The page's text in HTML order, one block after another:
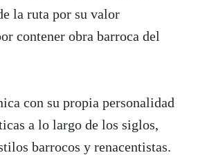
la ruta por su valor
contener obra barroca del
con su propia personalidad
a lo largo de los siglos,
barrocos y renacentistas.